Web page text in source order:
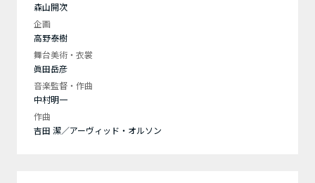
森山開次
企画
高野泰樹
舞台美術・衣裳
眞田岳彦
音楽監督・作曲
中村明一
作曲
吉田 潔／アーヴィッド・オルソン